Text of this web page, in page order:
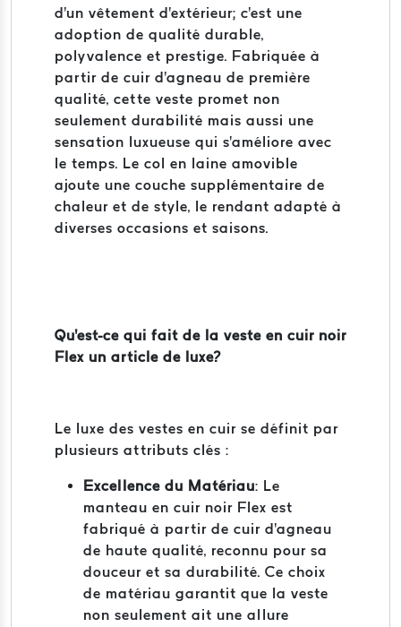
d'un vêtement d'extérieur; c'est une
adoption de qualité durable,
polyvalence et prestige. Fabriquée à
partir de cuir d'agneau de première
qualité, cette veste promet non
seulement durabilité mais aussi une
sensation luxueuse qui s'améliore avec
le temps. Le col en laine amovible
ajoute une couche supplémentaire de
chaleur et de style, le rendant adapté à
diverses occasions et saisons.
Qu'est-ce qui fait de la veste en cuir noir
Flex un article de luxe?
Le luxe des vestes en cuir se définit par
plusieurs attributs clés :
Excellence du Matériau: Le
manteau en cuir noir Flex est
fabriqué à partir de cuir d'agneau
de haute qualité, reconnu pour sa
douceur et sa durabilité. Ce choix
de matériau garantit que la veste
non seulement ait une allure